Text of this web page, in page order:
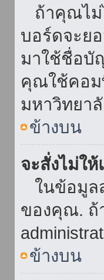
ถ้าคุณไม่
บอร์ดจะย
มาใช้ชื่อบั
คุณใช้คอม
มหาวิทยา
ข้างบน
จะสั่งไม่ใ
ในข้อมูล
ของคุณ. ถ้
ข้างบน